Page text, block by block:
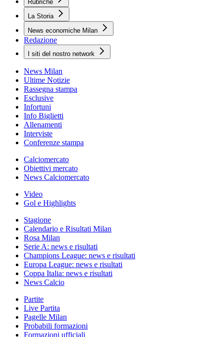
Rubriche
La Storia
News economiche Milan
Redazione
I siti del nostro network
News Milan
Ultime Notizie
Rassegna stampa
Esclusive
Infortuni
Info Biglietti
Allenamenti
Interviste
Conferenze stampa
Calciomercato
Obiettivi mercato
News Calciomercato
Video
Gol e Highlights
Stagione
Calendario e Risultati Milan
Rosa Milan
Serie A: news e risultati
Champions League: news e risultati
Europa League: news e risultati
Coppa Italia: news e risultati
News Calcio
Partite
Live Partita
Pagelle Milan
Probabili formazioni
Formazioni ufficiali